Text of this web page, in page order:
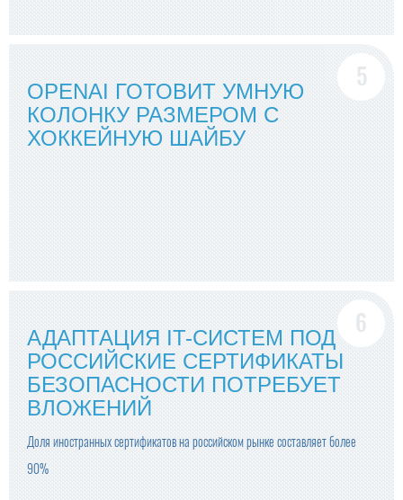
OPENAI ГОТОВИТ УМНУЮ
КОЛОНКУ РАЗМЕРОМ С
ХОККЕЙНУЮ ШАЙБУ
АДАПТАЦИЯ IT-СИСТЕМ ПОД
РОССИЙСКИЕ СЕРТИФИКАТЫ
БЕЗОПАСНОСТИ ПОТРЕБУЕТ
ВЛОЖЕНИЙ
Доля иностранных сертификатов на российском рынке составляет более
90%